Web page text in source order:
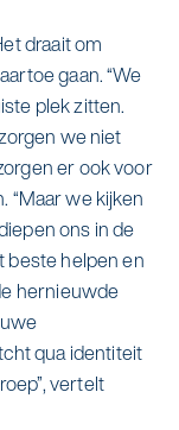
draait om
gaan. “We
plek zitten.
we niet
er ook voor
“Maar we kijken
ons in de
beste helpen en
hernieuwde
qua identiteit
vertelt